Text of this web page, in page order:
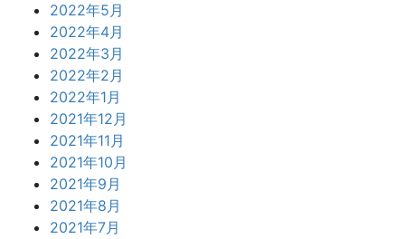
2022年5月
2022年4月
2022年3月
2022年2月
2022年1月
2021年12月
2021年11月
2021年10月
2021年9月
2021年8月
2021年7月